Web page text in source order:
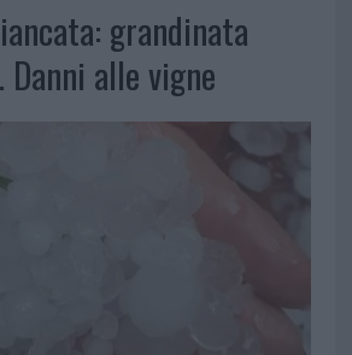
grandinata
Danni alle vigne